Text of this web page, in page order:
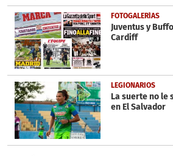
FOTOGALERÍAS
Juventus y
Cardiff
LEGIONARIOS
La suerte no le
en El Salvador